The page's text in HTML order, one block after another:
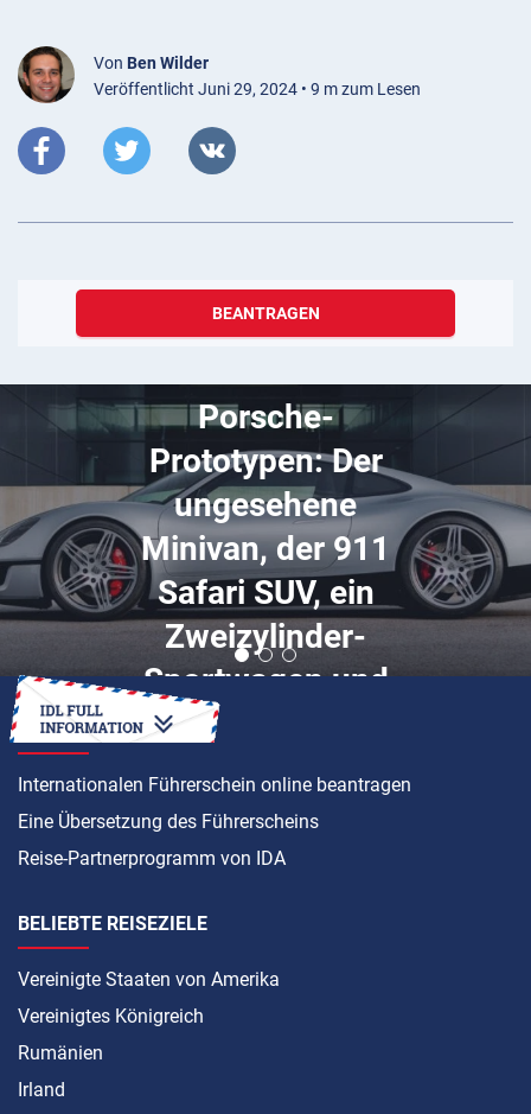
Von Ben Wilder
Veröffentlicht Juni 29, 2024 • 9 m zum Lesen
BEANTRAGEN
Juni 29, 2023
Porsche-
Prototypen: Der
ungesehene
Minivan, der 911
Safari SUV, ein
Zweizylinder-
Sportwagen und
ANLEITUNG
Internationalen Führerschein online beantragen
Eine Übersetzung des Führerscheins
Reise-Partnerprogramm von IDA
BELIEBTE REISEZIELE
Vereinigte Staaten von Amerika
Vereinigtes Königreich
Rumänien
Irland